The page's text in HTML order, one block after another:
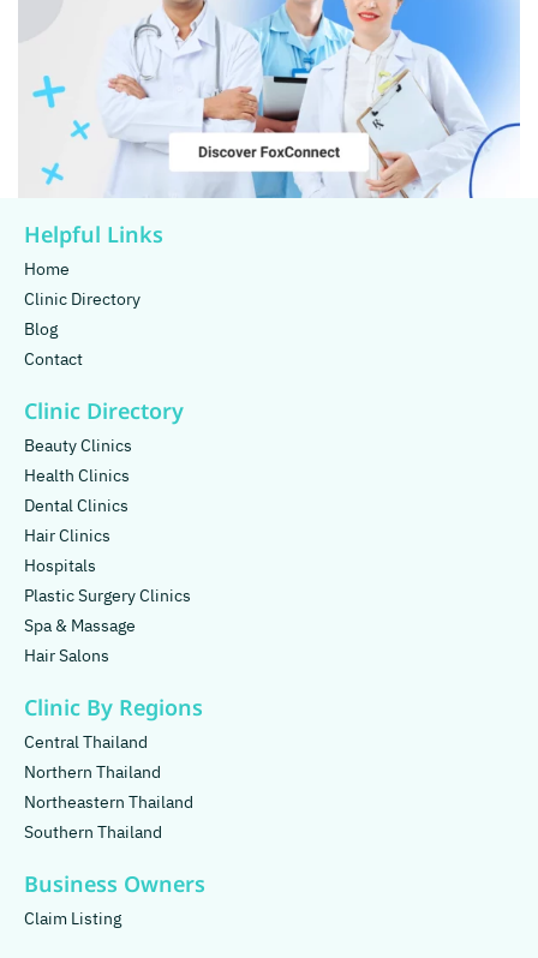
Helpful Links
Home
Clinic Directory
Blog
Contact
Clinic Directory
Beauty Clinics
Health Clinics
Dental Clinics
Hair Clinics
Hospitals
Plastic Surgery Clinics
Spa & Massage
Hair Salons
Clinic By Regions
Central Thailand
Northern Thailand
Northeastern Thailand
Southern Thailand
Business Owners
Claim Listing